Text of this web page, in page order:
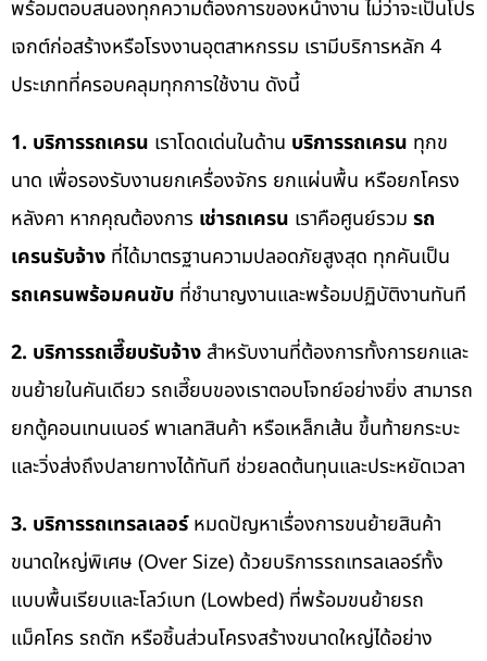
พร้อมตอบสนองทุกความต้องการของหน้างาน ไม่ว่าจะเป็นโปร
เจกต์ก่อสร้างหรือโรงงานอุตสาหกรรม เรามีบริการหลัก 4
ประเภทที่ครอบคลุมทุกการใช้งาน ดังนี้
1. บริการรถเครน เราโดดเด่นในด้าน บริการรถเครน ทุกข
นาด เพื่อรองรับงานยกเครื่องจักร ยกแผ่นพื้น หรือยกโครง
หลังคา หากคุณต้องการ เช่ารถเครน เราคือศูนย์รวม รถ
เครนรับจ้าง ที่ได้มาตรฐานความปลอดภัยสูงสุด ทุกคันเป็น
รถเครนพร้อมคนขับ ที่ชำนาญงานและพร้อมปฏิบัติงานทันที
2. บริการรถเฮี๊ยบรับจ้าง สำหรับงานที่ต้องการทั้งการยกและ
ขนย้ายในคันเดียว รถเฮี๊ยบของเราตอบโจทย์อย่างยิ่ง สามารถ
ยกตู้คอนเทนเนอร์ พาเลทสินค้า หรือเหล็กเส้น ขึ้นท้ายกระบะ
และวิ่งส่งถึงปลายทางได้ทันที ช่วยลดต้นทุนและประหยัดเวลา
3. บริการรถเทรลเลอร์หมดปัญหาเรื่องการขนย้ายสินค้า
ขนาดใหญ่พิเศษ (Over Size) ด้วยบริการรถเทรลเลอร์ทั้ง
แบบพื้นเรียบและโลว์เบท (Lowbed) ที่พร้อมขนย้ายรถ
แม็คโคร รถตัก หรือชิ้นส่วนโครงสร้างขนาดใหญ่ได้อย่าง